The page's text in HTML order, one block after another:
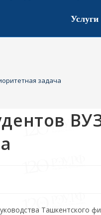
Услуги
задача
Ташкентского